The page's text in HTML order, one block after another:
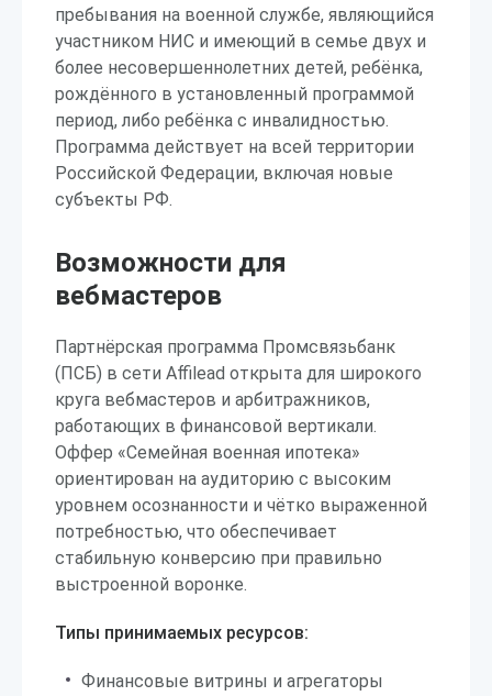
пребывания на военной службе, являющийся
участником НИС и имеющий в семье двух и
более несовершеннолетних детей, ребёнка,
рождённого в установленный программой
период, либо ребёнка с инвалидностью.
Программа действует на всей территории
Российской Федерации, включая новые
субъекты РФ.
Возможности для
вебмастеров
Партнёрская программа Промсвязьбанк
(ПСБ) в сети Affilead открыта для широкого
круга вебмастеров и арбитражников,
работающих в финансовой вертикали.
Оффер «Семейная военная ипотека»
ориентирован на аудиторию с высоким
уровнем осознанности и чётко выраженной
потребностью, что обеспечивает
стабильную конверсию при правильно
выстроенной воронке.
Типы принимаемых ресурсов:
Финансовые витрины и агрегаторы